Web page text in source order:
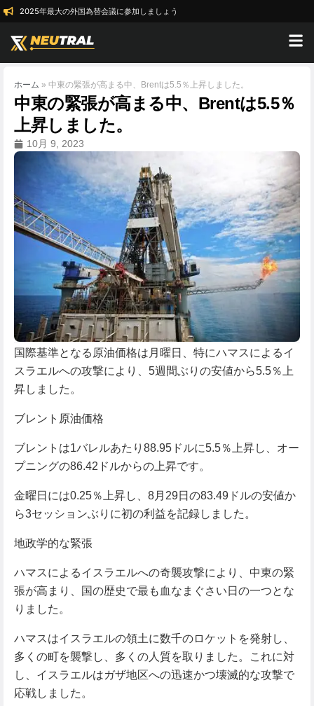
2025年最大の外国為替会議に参加しましょう
ホーム » 中東の緊張が高まる中、Brentは5.5％上昇しました。
中東の緊張が高まる中、Brentは5.5％
上昇しました。
10月 9, 2023
国際基準となる原油価格は月曜日、特にハマスによるイ
スラエルへの攻撃により、5週間ぶりの安値から5.5％上
昇しました。
ブレント原油価格
ブレントは1バレルあたり88.95ドルに5.5％上昇し、オー
プニングの86.42ドルからの上昇です。
金曜日には0.25％上昇し、8月29日の83.49ドルの安値か
ら3セッションぶりに初の利益を記録しました。
地政学的な緊張
ハマスによるイスラエルへの奇襲攻撃により、中東の緊
張が高まり、国の歴史で最も血なまぐさい日の一つとな
りました。
ハマスはイスラエルの領土に数千のロケットを発射し、
多くの町を襲撃し、多くの人質を取りました。これに対
し、イスラエルはガザ地区への迅速かつ壊滅的な攻撃で
応戦しました。